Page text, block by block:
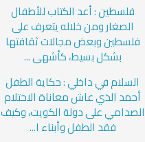
فلسطين : أعد الكتاب للأطفال
الصغار ومن خلاله يتعرف على
فلسطين وبعض مجالات ثقافتها
بشكل بسيط، كأشهى ...
السلام في داخلي : حكاية الطفل
أحمد الذي عاش معاناة الاحتلام
الصدامي على دولة الكويت، وكيف
فقد الطفل وأبناء ا...